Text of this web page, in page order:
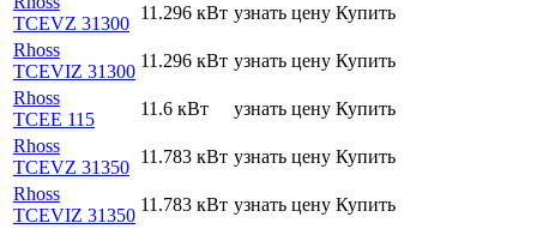
TCEVZ 31300
11.296 кВт узнать цену Купить
Rhoss
TCEVIZ 31300
11.296 кВт узнать цену Купить
Rhoss
TCEE 115
11.6 кВт узнать цену Купить
Rhoss
TCEVZ 31350
11.783 кВт узнать цену Купить
Rhoss
TCEVIZ 31350
11.783 кВт узнать цену Купить